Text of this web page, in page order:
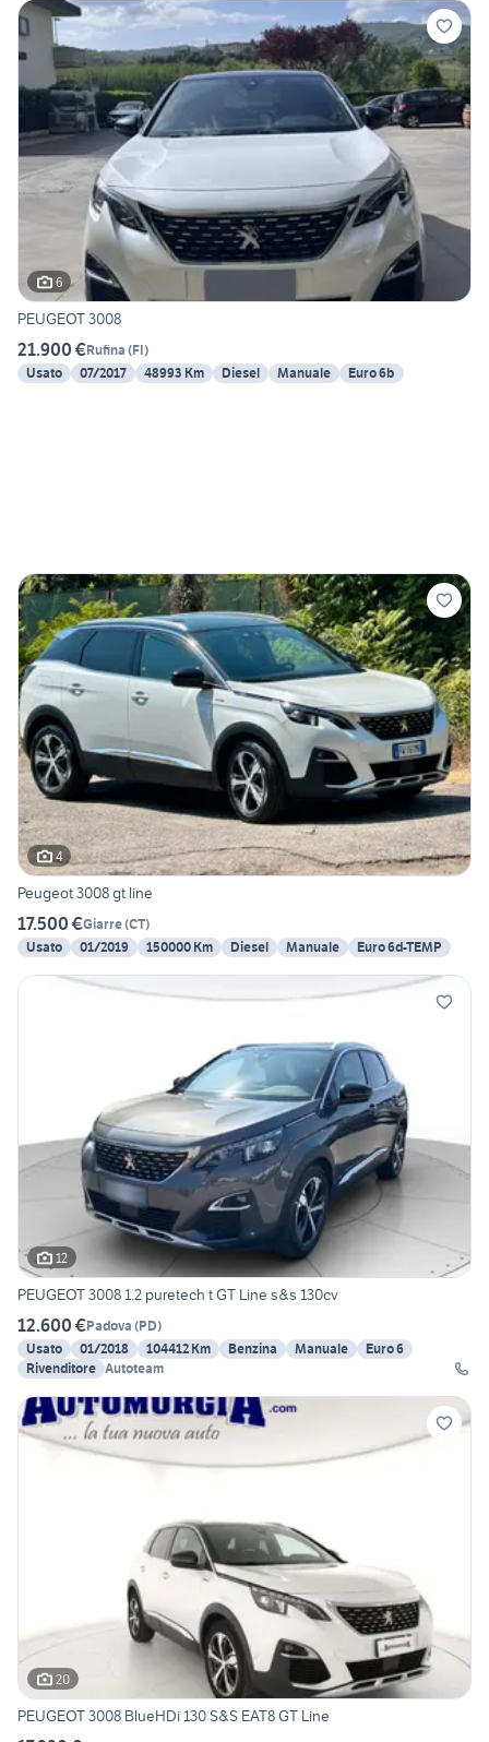
6
PEUGEOT 3008
21.900 €Rufina (FI)
Usato
07/2017 48993 Km Diesel Manuale Euro 6b
4
Peugeot 3008 gt line
17.500 €Giarre(CT)
Usato
01/2019 150000 Km Diesel Manuale Euro 6d-TEMP
12
PEUGEOT 3008 1.2 puretech t GT Line s&s 130cv
12.600 €Padova (PD)
Usato
01/2018 104412 Km Benzina Manuale
Euro 6
Rivenditore Autoteam
20
PEUGEOT 3008 BlueHDi 130 S&S EAT8 GT Line